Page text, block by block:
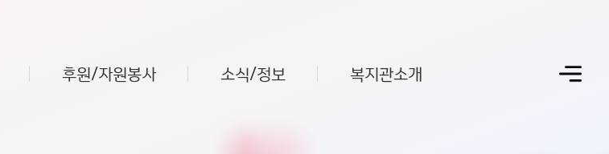
후원/자원봉사 소식/정보 복지관소개